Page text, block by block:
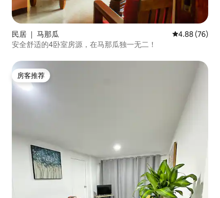
民居 ｜ 马那瓜 平均评分 4.88
4.88 (76)
安全舒适的4卧室房源，在马那瓜独一无二！
房客推荐
房客推荐